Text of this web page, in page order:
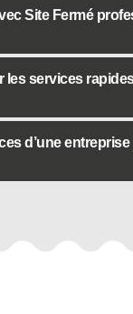
Site Fermé
les services
d’une